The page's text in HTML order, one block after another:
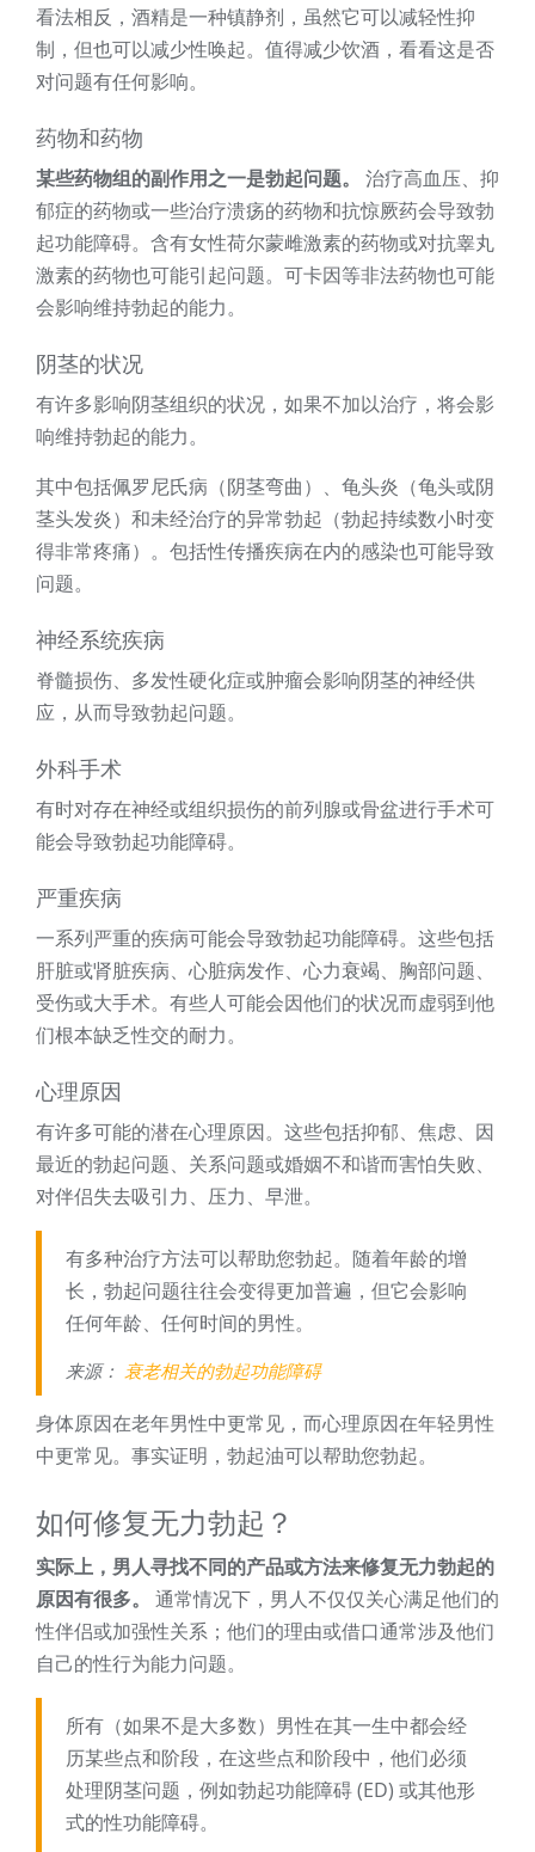
看法相反，酒精是一种镇静剂，虽然它可以减轻性抑
制，但也可以减少性唤起。值得减少饮酒，看看这是否
对问题有任何影响。
药物和药物
某些药物组的副作用之一是勃起问题。
治疗高血压、抑
郁症的药物或一些治疗溃疡的药物和抗惊厥药会导致勃
起功能障碍。含有女性荷尔蒙雌激素的药物或对抗睾丸
激素的药物也可能引起问题。可卡因等非法药物也可能
会影响维持勃起的能力。
阴茎的状况
有许多影响阴茎组织的状况，如果不加以治疗，将会影
响维持勃起的能力。
其中包括佩罗尼氏病（阴茎弯曲）、龟头炎（龟头或阴
茎头发炎）和未经治疗的异常勃起（勃起持续数小时变
得非常疼痛）。包括性传播疾病在内的感染也可能导致
问题。
神经系统疾病
脊髓损伤、多发性硬化症或肿瘤会影响阴茎的神经供
应，从而导致勃起问题。
外科手术
有时对存在神经或组织损伤的前列腺或骨盆进行手术可
能会导致勃起功能障碍。
严重疾病
一系列严重的疾病可能会导致勃起功能障碍。这些包括
肝脏或肾脏疾病、心脏病发作、心力衰竭、胸部问题、
受伤或大手术。有些人可能会因他们的状况而虚弱到他
们根本缺乏性交的耐力。
心理原因
有许多可能的潜在心理原因。这些包括抑郁、焦虑、因
最近的勃起问题、关系问题或婚姻不和谐而害怕失败、
对伴侣失去吸引力、压力、早泄。
有多种治疗方法可以帮助您勃起。随着年龄的增
长，勃起问题往往会变得更加普遍，但它会影响
任何年龄、任何时间的男性。
来源： 衰老相关的勃起功能障碍
身体原因在老年男性中更常见，而心理原因在年轻男性
中更常见。事实证明，勃起油可以帮助您勃起。
如何修复无力勃起？
实际上，男人寻找不同的产品或方法来修复无力勃起的
原因有很多。
通常情况下，男人不仅仅关心满足他们的
性伴侣或加强性关系；他们的理由或借口通常涉及他们
自己的性行为能力问题。
所有（如果不是大多数）男性在其一生中都会经
历某些点和阶段，在这些点和阶段中，他们必须
处理阴茎问题，例如勃起功能障碍 (ED) 或其他形
式的性功能障碍。